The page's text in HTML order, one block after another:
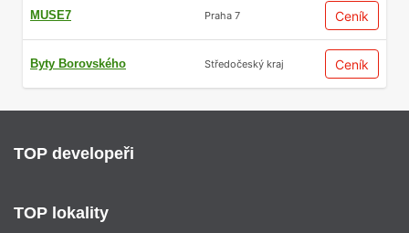
MUSE7 Praha 7 Ceník
Byty Borovského Středočeský kraj Ceník
TOP developeři
TOP lokality